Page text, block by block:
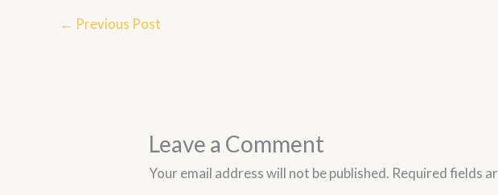
← Previous Post
Leave a Comment
Your email address will not be published. Required fields